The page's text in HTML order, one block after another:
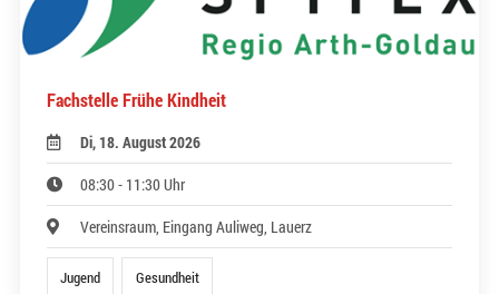
Fachstelle Frühe Kindheit
Di, 18. August 2026
08:30 - 11:30 Uhr
Vereinsraum, Eingang Auliweg, Lauerz
Jugend Gesundheit